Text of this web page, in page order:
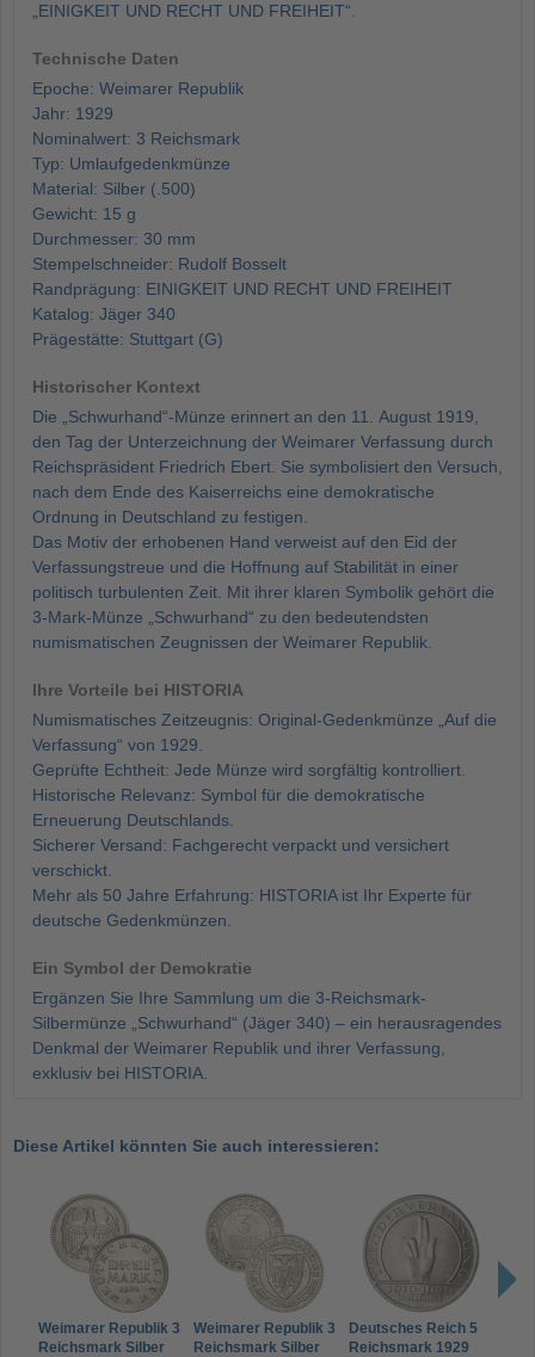
„EINIGKEIT UND RECHT UND FREIHEIT“.
Technische Daten
Epoche: Weimarer Republik
Jahr: 1929
Nominalwert: 3 Reichsmark
Typ: Umlaufgedenkmünze
Material: Silber (.500)
Gewicht: 15 g
Durchmesser: 30 mm
Stempelschneider: Rudolf Bosselt
Randprägung: EINIGKEIT UND RECHT UND FREIHEIT
Katalog: Jäger 340
Prägestätte: Stuttgart (G)
Historischer Kontext
Die „Schwurhand“-Münze erinnert an den 11. August 1919,
den Tag der Unterzeichnung der Weimarer Verfassung durch
Reichspräsident Friedrich Ebert. Sie symbolisiert den Versuch,
nach dem Ende des Kaiserreichs eine demokratische
Ordnung in Deutschland zu festigen.
Das Motiv der erhobenen Hand verweist auf den Eid der
Verfassungstreue und die Hoffnung auf Stabilität in einer
politisch turbulenten Zeit. Mit ihrer klaren Symbolik gehört die
3-Mark-Münze „Schwurhand“ zu den bedeutendsten
numismatischen Zeugnissen der Weimarer Republik.
Ihre Vorteile bei HISTORIA
Numismatisches Zeitzeugnis: Original-Gedenkmünze „Auf die
Verfassung“ von 1929.
Geprüfte Echtheit: Jede Münze wird sorgfältig kontrolliert.
Historische Relevanz: Symbol für die demokratische
Erneuerung Deutschlands.
Sicherer Versand: Fachgerecht verpackt und versichert
verschickt.
Mehr als 50 Jahre Erfahrung: HISTORIA ist Ihr Experte für
deutsche Gedenkmünzen.
Ein Symbol der Demokratie
Ergänzen Sie Ihre Sammlung um die 3-Reichsmark-
Silbermünze „Schwurhand“ (Jäger 340) – ein herausragendes
Denkmal der Weimarer Republik und ihrer Verfassung,
exklusiv bei HISTORIA.
Diese Artikel könnten Sie auch interessieren:
Weimarer Republik 3
Reichsmark Silber
Weimarer Republik 3
Reichsmark Silber
Deutsches Reich 5
Reichsmark 1929